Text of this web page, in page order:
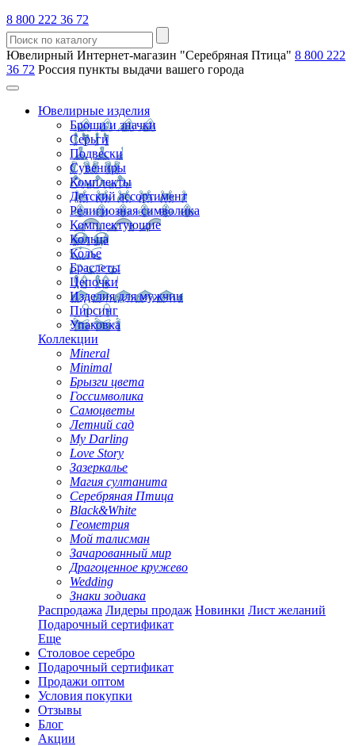
8 800 222 36 72
Ювелирный Интернет-магазин "Серебряная Птица" 8 800 222
36 72 Россия пункты выдачи вашего города
Ювелирные изделия
Броши и значки
Серьги
Подвески
Сувениры
Комплекты
Детский ассортимент
Религиозная символика
Комплектующие
Кольца
Колье
Браслеты
Цепочки
Изделия для мужчин
Пирсинг
Упаковка
Коллекции
Mineral
Minimal
Брызги цвета
Госсимволика
Самоцветы
Летний сад
My Darling
Love Story
Зазеркалье
Магия султанита
Серебряная Птица
Black&White
Геометрия
Мой талисман
Зачарованный мир
Драгоценное кружево
Wedding
Знаки зодиака
Распродажа Лидеры продаж Новинки Лист желаний
Подарочный сертификат
Еще
Столовое серебро
Подарочный сертификат
Продажи оптом
Условия покупки
Отзывы
Блог
Акции